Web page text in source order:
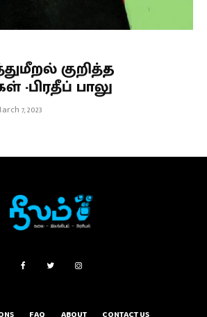
குறித்த
-பிரதீப் பாலு
7, 2023